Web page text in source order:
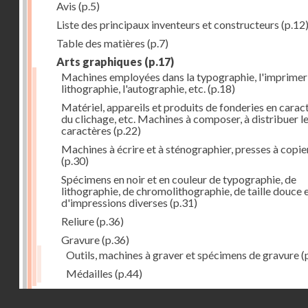
Avis (p.5)
Liste des principaux inventeurs et constructeurs (p.12)
Table des matières (p.7)
Arts graphiques (p.17)
Machines employées dans la typographie,
lithographie, l'autographie, etc. (p.18)
Matériel, appareils et produits de fonderies en
du clichage, etc. Machines à composer, à distribuer
caractères (p.22)
Machines à écrire et à sténographier, presses à
(p.30)
Spécimens en noir et en couleur de typographie, de
lithographie, de chromolithographie, de taille douce
d'impressions diverses (p.31)
Reliure(p.36)
Gravure(p.36)
Outils, machines à graver et spécimens de gravure
Médailles (p.44)